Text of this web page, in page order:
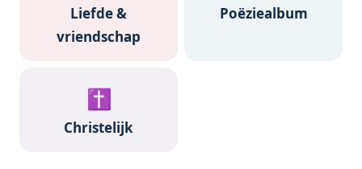
Liefde &
vriendschap
Poëziealbum
✝️
Christelijk